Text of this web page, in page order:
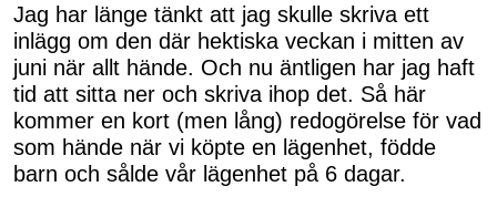
Jag har länge tänkt att jag skulle skriva ett
inlägg om den där hektiska veckan i mitten av
juni när allt hände. Och nu äntligen har jag haft
tid att sitta ner och skriva ihop det. Så här
kommer en kort (men lång) redogörelse för vad
som hände när vi köpte en lägenhet, födde
barn och sålde vår lägenhet på 6 dagar.